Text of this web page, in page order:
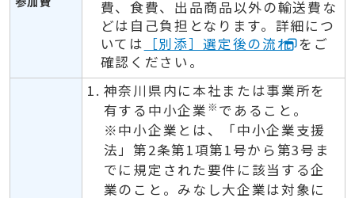
費、食費、出品商品以外の輸送費な
どは自己負担となります。詳細につ
いては ［別添］選定後の流れ をご
確認ください。
神奈川県内に本社または事業所を
有する中小企業 ※ であること。
※中小企業とは、「中小企業支援
法」第2条第1項第1号から第3号ま
でに規定された要件に該当する企
業のこと。みなし大企業は対象に